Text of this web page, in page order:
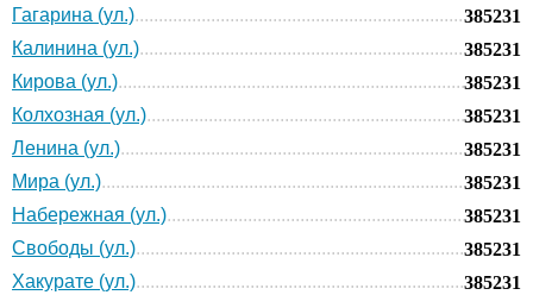
Гагарина (ул.)
385231
Калинина (ул.)
385231
Кирова (ул.)
385231
Колхозная (ул.)
385231
Ленина (ул.)
385231
Мира (ул.)
385231
Набережная (ул.)
385231
Свободы (ул.)
385231
Хакурате (ул.)
385231